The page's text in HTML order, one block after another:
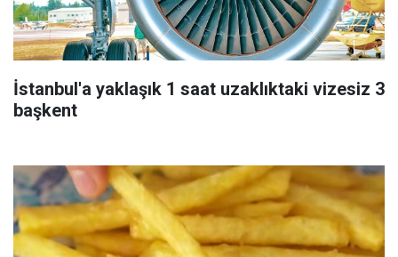
İstanbul'a yaklaşık 1 saat uzaklıktaki vizesiz 3
başkent